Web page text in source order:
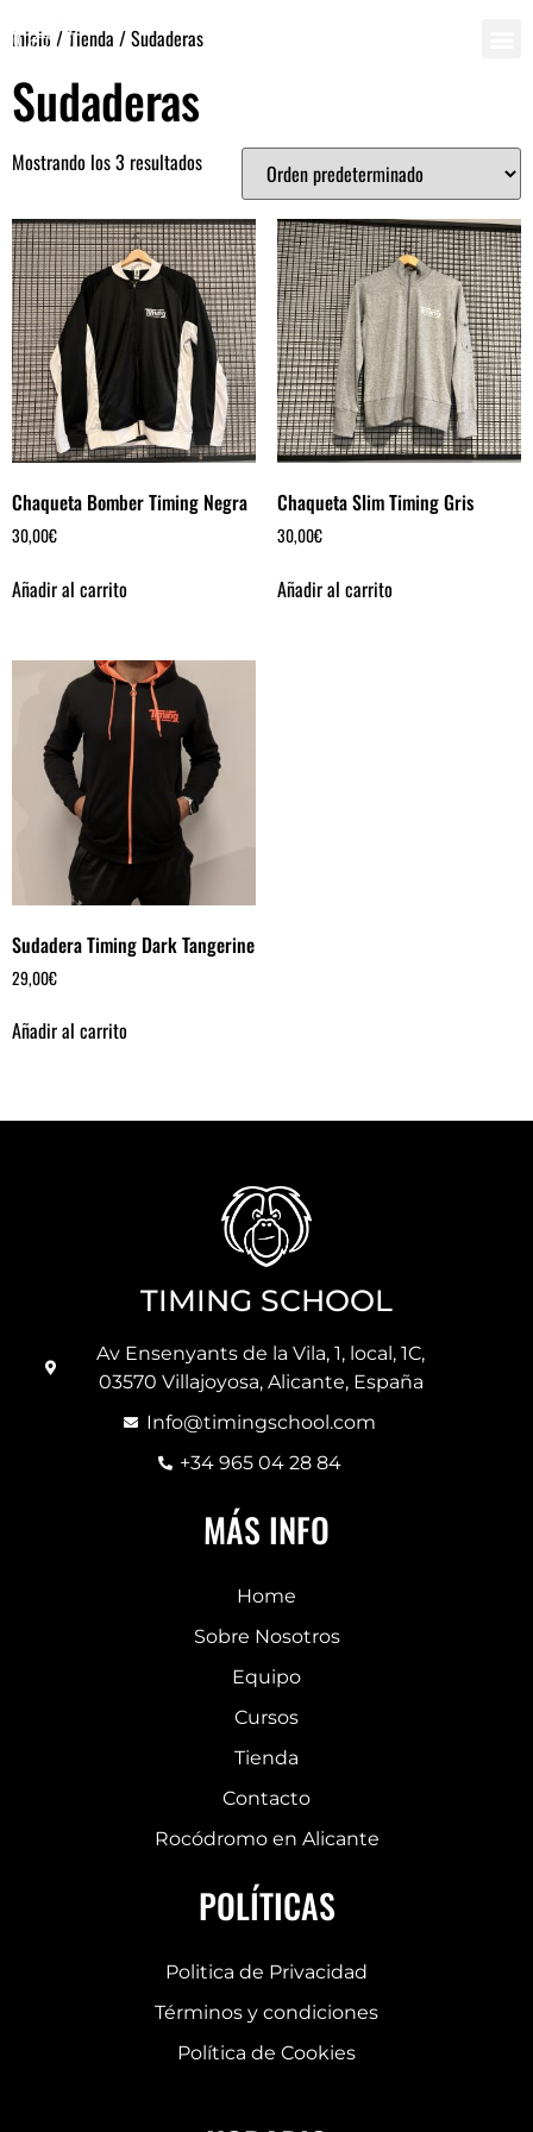
Inicio /Tienda / Sudaderas
Sudaderas
Mostrando los 3 resultados
Chaqueta Bomber Timing Negra
30,00€
Añadir al carrito
Chaqueta Slim Timing Gris
30,00€
Añadir al carrito
Sudadera Timing Dark Tangerine
29,00€
Añadir al carrito
TIMING SCHOOL
Av Ensenyants de la Vila, 1, local, 1C,
03570 Villajoyosa, Alicante, España
Info@timingschool.com
+34 965 04 28 84
MÁS INFO
Home
Sobre Nosotros
Equipo
Cursos
Tienda
Contacto
Rocódromo en Alicante
POLÍTICAS
Politica de Privacidad
Términos y condiciones
Política de Cookies